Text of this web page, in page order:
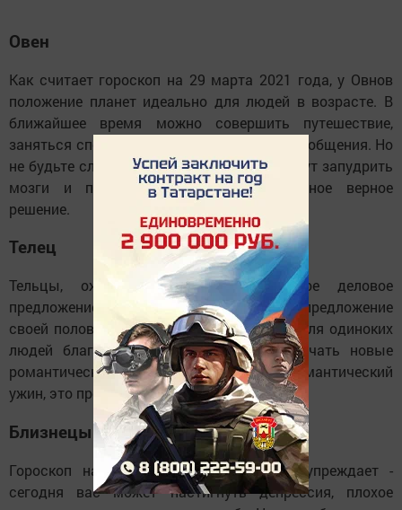
Овен
Как считает гороскоп на 29 марта 2021 года, у Овнов
положение планет идеально для людей в возрасте. В
ближайшее время можно совершить путешествие,
заняться спортом. Подходящее время для общения. Но
не будьте слишком доверчивыми, вам могут запудрить
мозги и помешать принять единственное верное
решение.
Телец
Тельцы, ожидайте сегодня заманчивое деловое
предложение. Давно не решались сделать предложение
своей половинке? Сегодня самое время. Для одиноких
людей благоприятный период, чтобы начать новые
романтические отношения. Устройте романтический
ужин, это прекрасное время.
Близнецы
Гороскоп на 29 марта 2021 года предупреждает -
сегодня вас может настигнуть депрессия, плохое